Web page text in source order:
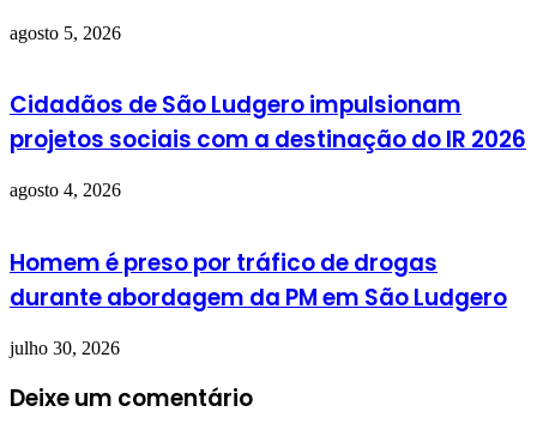
agosto 5, 2026
Cidadãos de São Ludgero impulsionam
projetos sociais com a destinação do IR 2026
agosto 4, 2026
Homem é preso por tráfico de drogas
durante abordagem da PM em São Ludgero
julho 30, 2026
Deixe um comentário